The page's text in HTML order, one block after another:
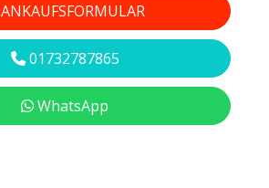
ANKAUFSFORMULAR
01732787865
WhatsApp